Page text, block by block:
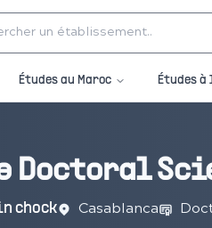
Études au Maroc Études
Doctoral
chock Casablanca